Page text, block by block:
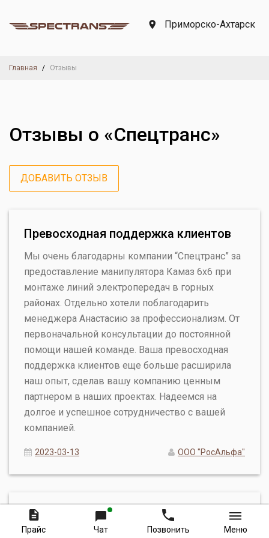
Приморско-Ахтарск
Главная Отзывы
Отзывы о «Спецтранс»
ДОБАВИТЬ ОТЗЫВ
Превосходная поддержка клиентов
Мы очень благодарны компании “Спецтранс” за
предоставление манипулятора Камаз 6х6 при
монтаже линий электропередач в горных
районах. Отдельно хотели поблагодарить
менеджера Анастасию за профессионализм. От
первоначальной консультации до постоянной
помощи нашей команде. Ваша превосходная
поддержка клиентов еще больше расширила
наш опыт, сделав вашу компанию ценным
партнером в наших проектах. Надеемся на
долгое и успешное сотрудничество с вашей
компанией.
2023-03-13 ООО "РосАльфа"
Без заголовка
Прайс Чат Позвонить Меню